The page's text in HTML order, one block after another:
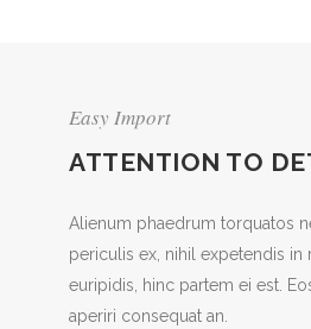
Easy Import
ATTENTION TO
Alienum phaedrum torquatos
periculis ex, nihil expetendis in
euripidis, hinc partem ei est.
aperiri consequat an.